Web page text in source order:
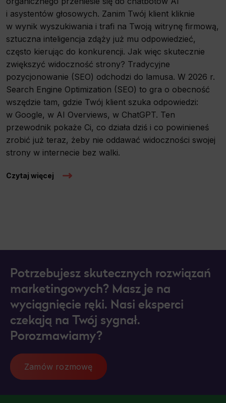
i asystentów głosowych. Zanim Twój klient kliknie
w wynik wyszukiwania i trafi na Twoją witrynę firmową,
sztuczna inteligencja zdąży już mu odpowiedzieć,
często kierując do konkurencji. Jak więc skutecznie
zwiększyć widoczność strony? Tradycyjne
pozycjonowanie (SEO) odchodzi do lamusa. W 2026 r.
Search Engine Optimization (SEO) to gra o obecność
wszędzie tam, gdzie Twój klient szuka odpowiedzi:
w Google, w AI Overviews, w ChatGPT. Ten
przewodnik pokaże Ci, co działa dziś i co powinieneś
zrobić już teraz, żeby nie oddawać widoczności swojej
strony w internecie bez walki.
Czytaj więcej
Potrzebujesz skutecznych rozwiązań
marketingowych? Masz je na
wyciągnięcie ręki. Nasi eksperci
czekają na Twój sygnał.
Porozmawiamy?
Zamów rozmowę